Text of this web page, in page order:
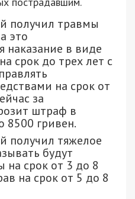
получил травмы
это
наказание в виде
срок до трех лет с
на срок от
за
штраф в
8500 гривен.
получил тяжелое
будут
срок от 3 до 8
на срок от 5 до 8